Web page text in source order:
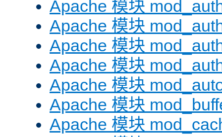
Apache 模块
Apache 模块
Apache 模块
Apache 模块
Apache 模块
Apache 模块
Apache 模块